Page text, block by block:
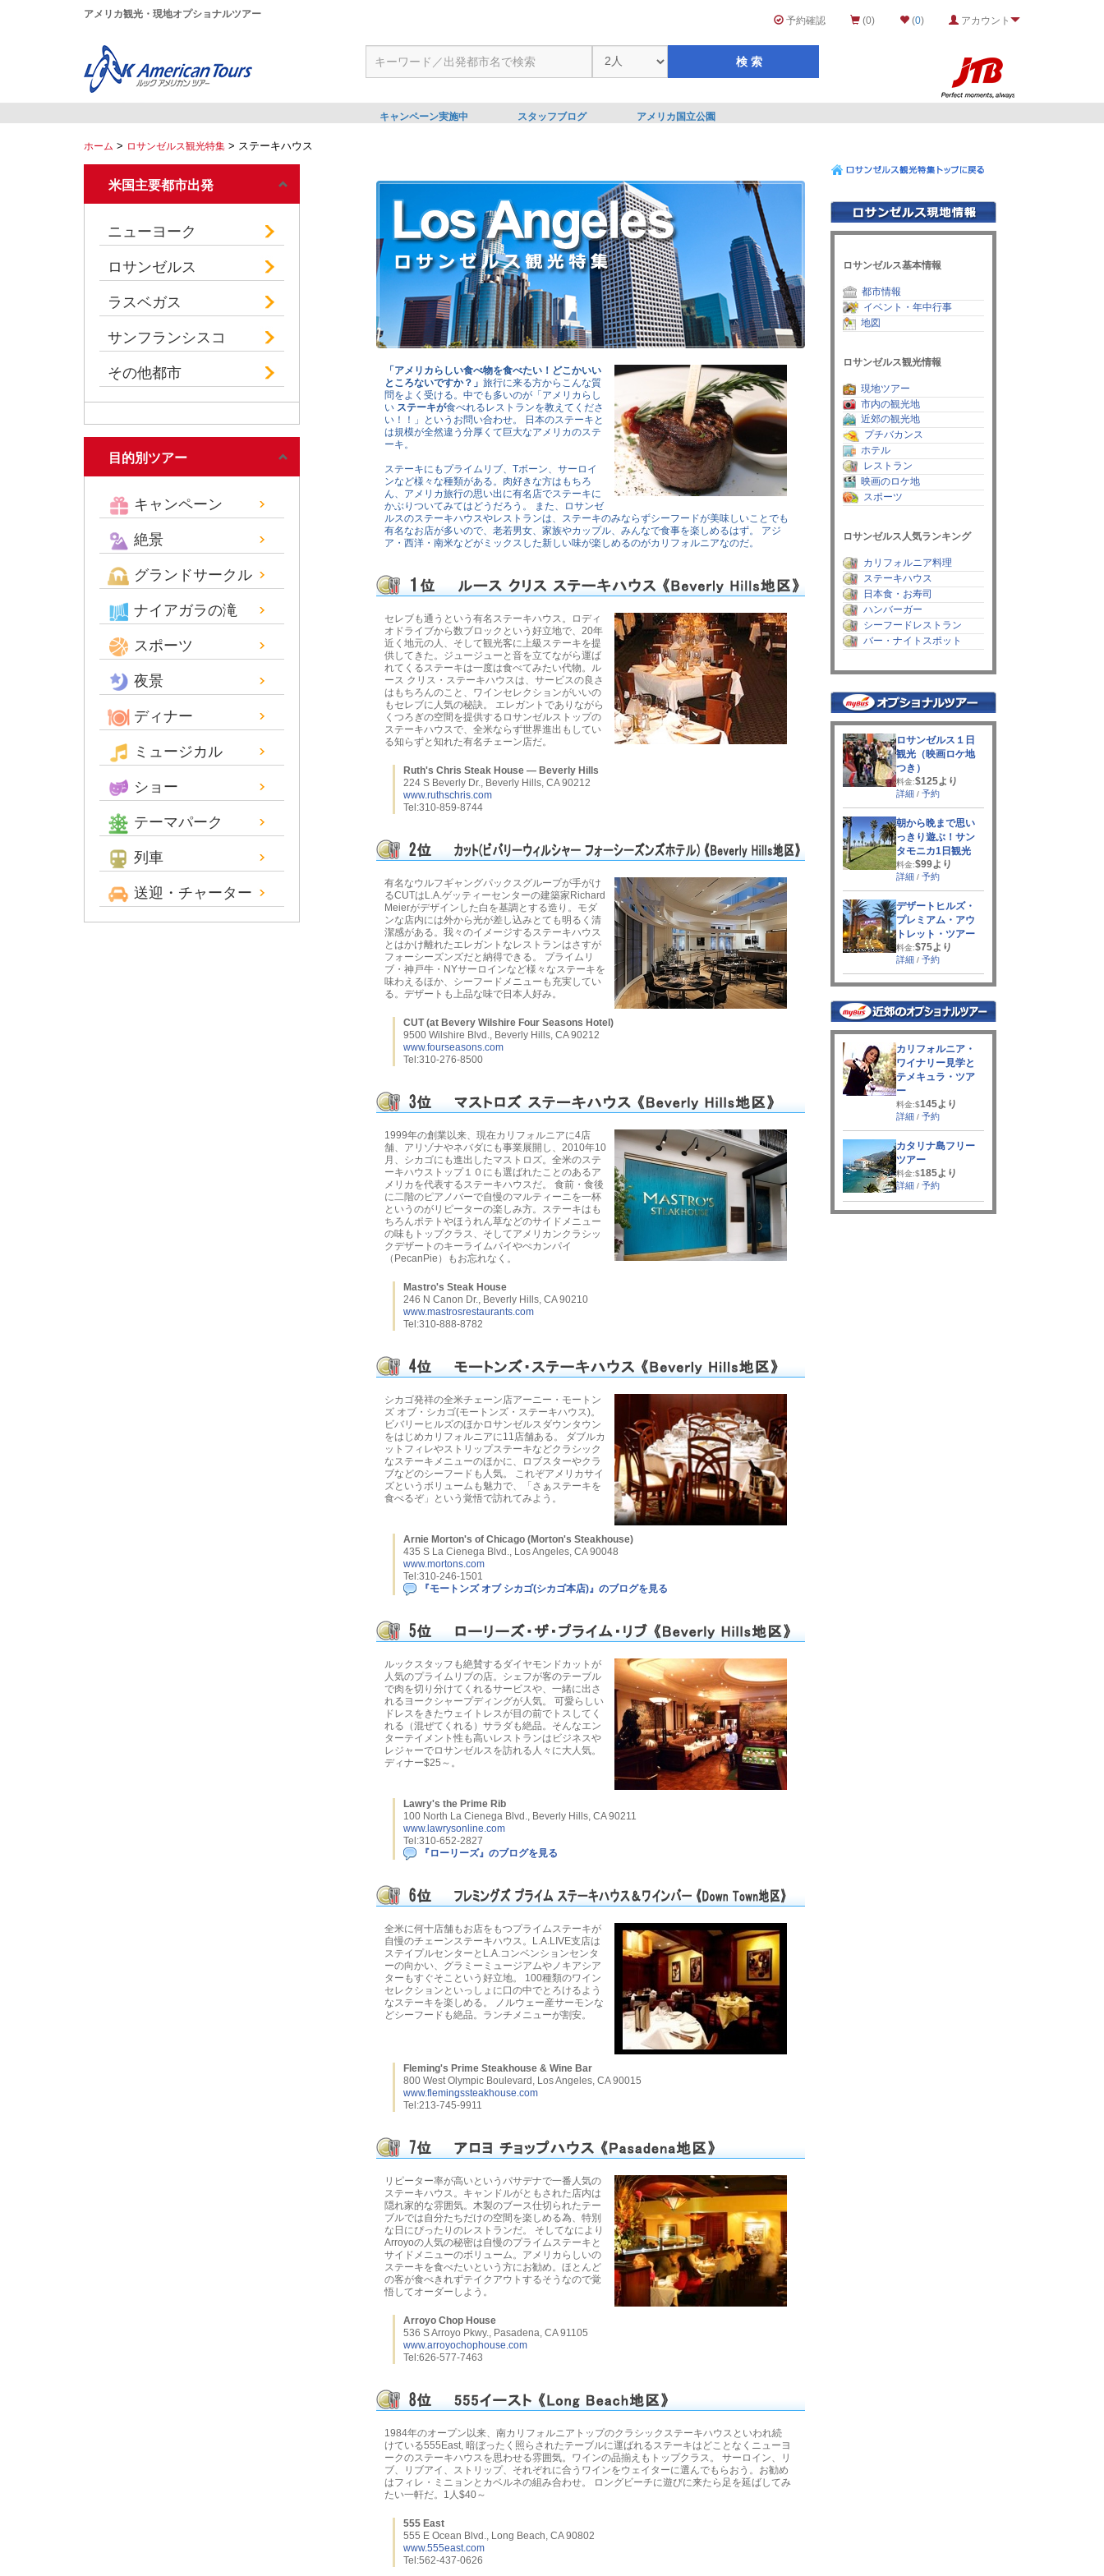
アメリカ観光・現地オプショナルツアー
予約確認 (0) (0) アカウント
キャンペーン実施中 スタッフブログ アメリカ国立公園
ホーム > ロサンゼルス観光特集 > ステーキハウス
米国主要都市出発
ニューヨーク
ロサンゼルス
ラスベガス
サンフランシスコ
その他都市
目的別ツアー
キャンペーン
絶景
グランドサークル
ナイアガラの滝
スポーツ
夜景
ディナー
ミュージカル
ショー
テーマパーク
列車
送迎・チャーター
「アメリカらしい食べ物を食べたい！どこかいい
ところないですか？」旅行に来る方からこんな質
問をよく受ける。中でも多いのが「アメリカらし
い ステーキが食べれるレストランを教えてくださ
い！！」というお問い合わせ。 日本のステーキと
は規模が全然違う分厚くて巨大なアメリカのステ
ーキ。
ステーキにもプライムリブ、Tボーン、サーロイ
ンなど様々な種類がある。肉好きな方はもちろ
ん、アメリカ旅行の思い出に有名店でステーキに
かぶりついてみてはどうだろう。 また、ロサンゼ
ルスのステーキハウスやレストランは、ステーキのみならずシーフードが美味しいことでも
有名なお店が多いので、老若男女、家族やカップル、みんなで食事を楽しめるはず。 アジ
ア・西洋・南米などがミックスした新しい味が楽しめるのがカリフォルニアなのだ。
セレブも通うという有名ステーキハウス。ロディ
オドライブから数ブロックという好立地で、20年
近く地元の人、そして観光客に上級ステーキを提
供してきた。ジュージューと音を立てながら運ば
れてくるステーキは一度は食べてみたい代物。ル
ース クリス・ステーキハウスは、サービスの良さ
はもちろんのこと、ワインセレクションがいいの
もセレブに人気の秘訣。 エレガントでありながら
くつろぎの空間を提供するロサンゼルストップの
ステーキハウスで、全米ならず世界進出もしてい
る知らずと知れた有名チェーン店だ。
Ruth's Chris Steak House — Beverly Hills
224 S Beverly Dr., Beverly Hills, CA 90212
www.ruthschris.com
Tel:310-859-8744
有名なウルフギャングパックスグループが手がけ
るCUTはL.A.ゲッティーセンターの建築家Richard
Meierがデザインした白を基調とする造り。モダ
ンな店内には外から光が差し込みとても明るく清
潔感がある。我々のイメージするステーキハウス
とはかけ離れたエレガントなレストランはさすが
フォーシーズンズだと納得できる。 プライムリ
ブ・神戸牛・NYサーロインなど様々なステーキを
味わえるほか、シーフードメニューも充実してい
る。デザートも上品な味で日本人好み。
CUT (at Bevery Wilshire Four Seasons Hotel)
9500 Wilshire Blvd., Beverly Hills, CA 90212
www.fourseasons.com
Tel:310-276-8500
1999年の創業以来、現在カリフォルニアに4店
舗、アリゾナやネバダにも事業展開し、2010年10
月、シカゴにも進出したマストロズ。全米のステ
ーキハウストップ１０にも選ばれたことのあるア
メリカを代表するステーキハウスだ。 食前・食後
に二階のピアノバーで自慢のマルティーニを一杯
というのがリピーターの楽しみ方。ステーキはも
ちろんポテトやほうれん草などのサイドメニュー
の味もトップクラス、そしてアメリカンクラシッ
クデザートのキーライムパイやぺカンパイ
（PecanPie）もお忘れなく。
Mastro's Steak House
246 N Canon Dr., Beverly Hills, CA 90210
www.mastrosrestaurants.com
Tel:310-888-8782
シカゴ発祥の全米チェーン店アーニー・モートン
ズ オブ・シカゴ(モートンズ・ステーキハウス)。
ビバリーヒルズのほかロサンゼルスダウンタウン
をはじめカリフォルニアに11店舗ある。 ダブルカ
ットフィレやストリップステーキなどクラシック
なステーキメニューのほかに、ロブスターやクラ
ブなどのシーフードも人気。 これぞアメリカサイ
ズというボリュームも魅力で、「さぁステーキを
食べるぞ」という覚悟で訪れてみよう。
Arnie Morton's of Chicago (Morton's Steakhouse)
435 S La Cienega Blvd., Los Angeles, CA 90048
www.mortons.com
Tel:310-246-1501
『モートンズ オブ シカゴ(シカゴ本店)』のブログを見る
ルックスタッフも絶賛するダイヤモンドカットが
人気のプライムリブの店。シェフが客のテーブル
で肉を切り分けてくれるサービスや、一緒に出さ
れるヨークシャープディングが人気。 可愛らしい
ドレスをきたウェイトレスが目の前でトスしてく
れる（混ぜてくれる）サラダも絶品。そんなエン
ターテイメント性も高いレストランはビジネスや
レジャーでロサンゼルスを訪れる人々に大人気。
ディナー$25～。
Lawry's the Prime Rib
100 North La Cienega Blvd., Beverly Hills, CA 90211
www.lawrysonline.com
Tel:310-652-2827
『ローリーズ』のブログを見る
全米に何十店舗もお店をもつプライムステーキが
自慢のチェーンステーキハウス。L.A.LIVE支店は
ステイプルセンターとL.A.コンベンションセンタ
ーの向かい、グラミーミュージアムやノキアシア
ターもすぐそこという好立地。 100種類のワイン
セレクションといっしょに口の中でとろけるよう
なステーキを楽しめる。 ノルウェー産サーモンな
どシーフードも絶品。ランチメニューが割安。
Fleming's Prime Steakhouse & Wine Bar
800 West Olympic Boulevard, Los Angeles, CA 90015
www.flemingssteakhouse.com
Tel:213-745-9911
リピーター率が高いというパサデナで一番人気の
ステーキハウス。キャンドルがともされた店内は
隠れ家的な雰囲気。木製のブース仕切られたテー
ブルでは自分たちだけの空間を楽しめる為、特別
な日にぴったりのレストランだ。 そしてなにより
Arroyoの人気の秘密は自慢のプライムステーキと
サイドメニューのボリューム。アメリカらしいの
ステーキを食べたいという方にお勧め。ほとんど
の客が食べきれずテイクアウトするそうなので覚
悟してオーダーしよう。
Arroyo Chop House
536 S Arroyo Pkwy., Pasadena, CA 91105
www.arroyochophouse.com
Tel:626-577-7463
1984年のオープン以来、南カリフォルニアトップのクラシックステーキハウスといわれ続
けている555East, 暗ぼったく照らされたテーブルに運ばれるステーキはどことなくニューヨ
ークのステーキハウスを思わせる雰囲気。ワインの品揃えもトップクラス。 サーロイン、リ
ブ、リブアイ、ストリップ、それぞれに合うワインをウェイターに選んでもらおう。お勧め
はフィレ・ミニョンとカベルネの組み合わせ。 ロングビーチに遊びに来たら足を延ばしてみ
たい一軒だ。1人$40～
555 East
555 E Ocean Blvd., Long Beach, CA 90802
www.555east.com
Tel:562-437-0626
ロサンゼルス基本情報
都市情報
イベント・年中行事
地図
ロサンゼルス観光情報
現地ツアー
市内の観光地
近郊の観光地
プチバカンス
ホテル
レストラン
映画のロケ地
スポーツ
ロサンゼルス人気ランキング
カリフォルニア料理
ステーキハウス
日本食・お寿司
ハンバーガー
シーフードレストラン
バー・ナイトスポット
ロサンゼルス１日
観光（映画ロケ地
つき）
料金:$125より
詳細 /予約
朝から晩まで思い
っきり遊ぶ！サン
タモニカ1日観光
料金:$99より
詳細 /予約
デザートヒルズ・
プレミアム・アウ
トレット・ツアー
料金:$75より
詳細 /予約
カリフォルニア・
ワイナリー見学と
テメキュラ・ツア
ー
料金:$145より
詳細 /予約
カタリナ島フリー
ツアー
料金:$185より
詳細 /予約